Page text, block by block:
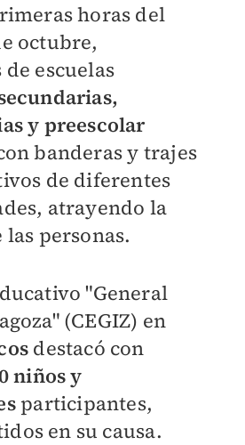
horas del
octubre,
escuelas
y preescolar
banderas y trajes
de diferentes
atrayendo la
personas.
"General
(CEGIZ) en
destacó con
niños y
participantes,
en su causa.